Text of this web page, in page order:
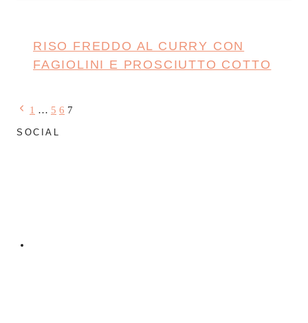
RISO FREDDO AL CURRY CON
FAGIOLINI E PROSCIUTTO COTTO
Navigazione
pagina
Pagina
Precedente
1 … 5 6 7
SOCIAL